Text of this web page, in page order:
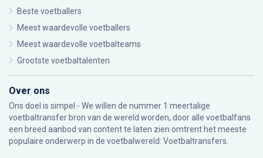
Beste voetballers
Meest waardevolle voetballers
Meest waardevolle voetbalteams
Grootste voetbaltalenten
Over ons
Ons doel is simpel - We willen de nummer 1 meertalige
voetbaltransfer bron van de wereld worden, door alle voetbalfans
een breed aanbod van content te laten zien omtrent het meeste
populaire onderwerp in de voetbalwereld: Voetbaltransfers.